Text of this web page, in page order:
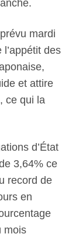
mardi
des
et attire
ce qui la
d’État
3,64% ce
record de
en
mois